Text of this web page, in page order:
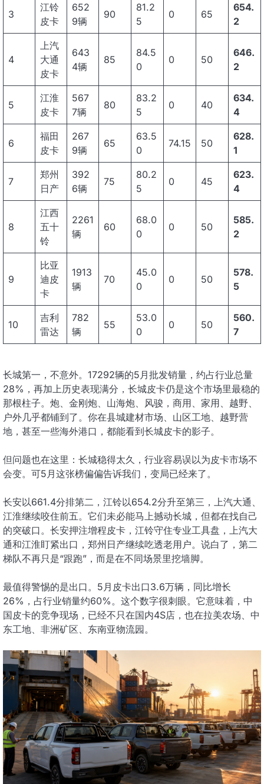
3
江铃
皮卡
652
9辆
90
81.2
5
0 65
654.
2
4
上汽
大通
皮卡
643
4辆
85
84.5
0
0 50
646.
2
5
江淮
皮卡
567
7辆
80
83.2
5
0 40
634.
4
6
福田
皮卡
267
9辆
65
63.5
0
74.15 50
628.
1
7
郑州
日产
392
6辆
75
80.2
5
0 45
623.
4
8
江西
五十
铃
2261
辆
60
68.0
0
0 50
585.
2
9
比亚
迪皮
卡
1913
辆
70
45.0
0
0 50
578.
5
10
吉利
雷达
782
辆
55
53.0
0
0 50
560.
7
长城第一，不意外。17292辆的5月批发销量，约占行业总量
28%，再加上历史表现满分，长城皮卡仍是这个市场里最稳的
那根柱子。炮、金刚炮、山海炮、风骏，商用、家用、越野、
户外几乎都铺到了。你在县城建材市场、山区工地、越野营
地，甚至一些海外港口，都能看到长城皮卡的影子。
但问题也在这里：长城稳得太久，行业容易误以为皮卡市场不
会变。可5月这张榜偏偏告诉我们，变局已经来了。
长安以661.4分排第二，江铃以654.2分升至第三，上汽大通、
江淮继续咬住前五。它们未必能马上撼动长城，但都在找自己
的突破口。长安押注增程皮卡，江铃守住专业工具盘，上汽大
通和江淮盯紧出口，郑州日产继续吃透老用户。说白了，第二
梯队不再只是“跟跑”，而是在不同场景里挖墙脚。
最值得警惕的是出口。5月皮卡出口3.6万辆，同比增长
26%，占行业销量约60%。这个数字很刺眼。它意味着，中
国皮卡的竞争现场，已经不只在国内4S店，也在拉美农场、中
东工地、非洲矿区、东南亚物流园。